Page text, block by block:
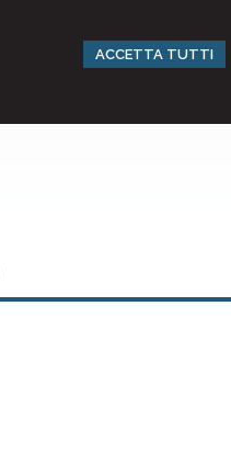
ACCETTA TUTTI